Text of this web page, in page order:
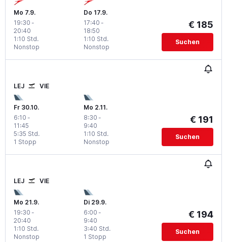
Mo 7.9.
19:30 -
20:40
Nonstop
1:10 Std.
Do 17.9.
17:40 -
18:50
Nonstop
1:10 Std.
€ 185
Suchen
LEJ VIE
Fr 30.10.
6:10 -
11:45
1 Stopp
5:35 Std.
Mo 2.11.
8:30 -
9:40
Nonstop
1:10 Std.
€ 191
Suchen
LEJ VIE
Mo 21.9.
19:30 -
20:40
Nonstop
1:10 Std.
Di 29.9.
6:00 -
9:40
1 Stopp
3:40 Std.
€ 194
Suchen